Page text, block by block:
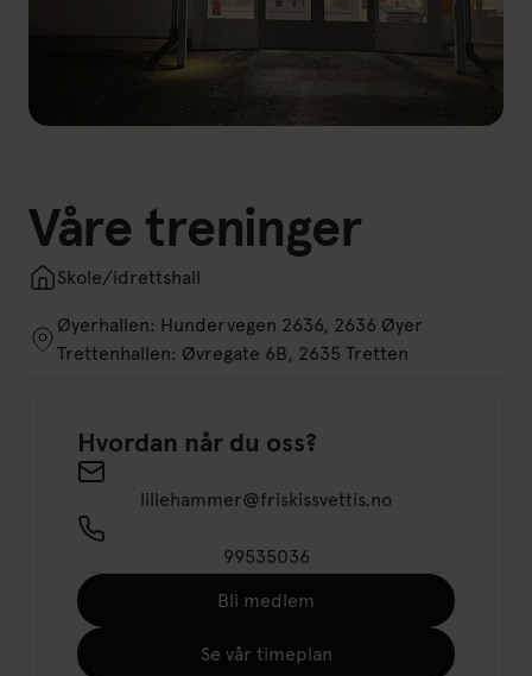
Våre treninger
Skole/idrettshall
Øyerhallen: Hundervegen 2636, 2636 Øyer
Trettenhallen: Øvregate 6B, 2635 Tretten
Hvordan når du oss?
lillehammer@friskissvettis.no
99535036
Bli medlem
Se vår timeplan